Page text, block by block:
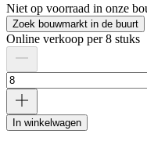
Niet op voorraad in onze
Zoek bouwmarkt in de buurt
Online verkoop per 8 stuks
In winkelwagen